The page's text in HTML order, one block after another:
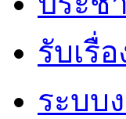
รับเรื่
ระบบ